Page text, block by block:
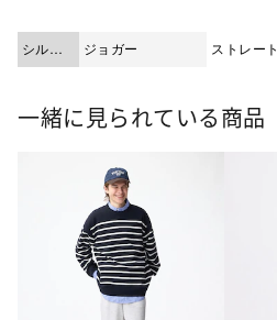
シルエ
ット
ジョガー ストレート
一緒に見られている商品